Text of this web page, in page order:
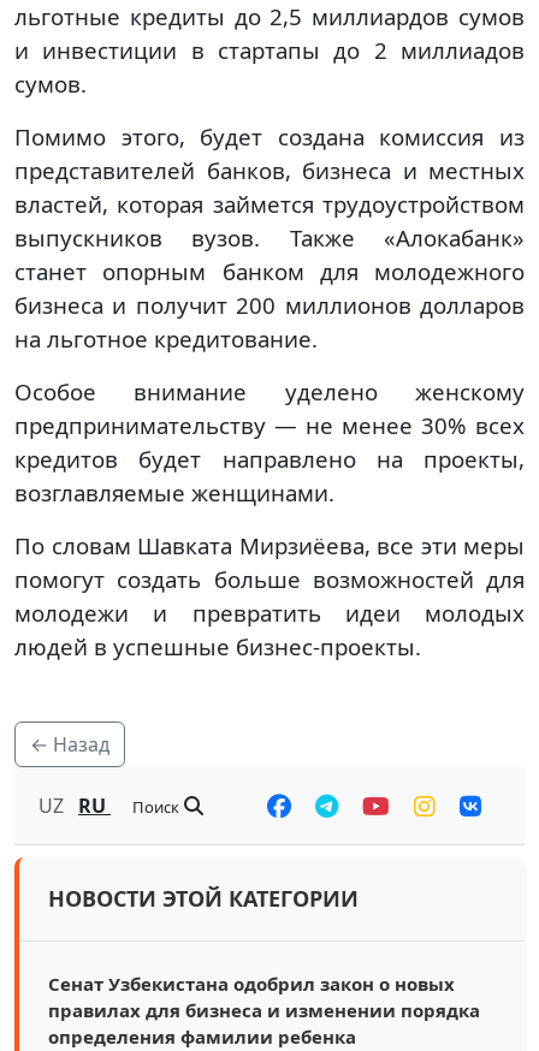
льготные кредиты до 2,5 миллиардов сумов
и инвестиции в стартапы до 2 миллиадов
сумов.
Помимо этого, будет создана комиссия из
представителей банков, бизнеса и местных
властей, которая займется трудоустройством
выпускников вузов. Также «Алокабанк»
станет опорным банком для молодежного
бизнеса и получит 200 миллионов долларов
на льготное кредитование.
Особое внимание уделено женскому
предпринимательству — не менее 30% всех
кредитов будет направлено на проекты,
возглавляемые женщинами.
По словам Шавката Мирзиёева, все эти меры
помогут создать больше возможностей для
молодежи и превратить идеи молодых
людей в успешные бизнес-проекты.
← Назад
UZ RU Поиск
НОВОСТИ ЭТОЙ КАТЕГОРИИ
Сенат Узбекистана одобрил закон о новых
правилах для бизнеса и изменении порядка
определения фамилии ребенка